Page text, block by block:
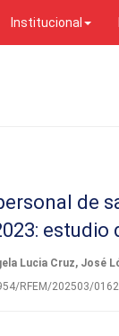
Institucional
de
Lucia Cruz, José
RFEM/202503/